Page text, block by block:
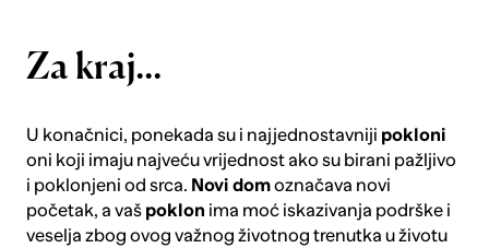
Za kraj...
U konačnici, ponekada su i najjednostavniji pokloni
oni koji imaju najveću vrijednost ako su birani pažljivo
i poklonjeni od srca. Novi domoznačava novi
početak, a vaš poklon ima moć iskazivanja podrške i
veselja zbog ovog važnog životnog trenutka u životu